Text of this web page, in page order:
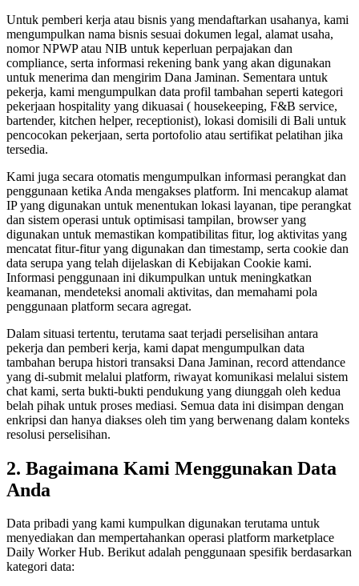
Untuk pemberi kerja atau bisnis yang mendaftarkan usahanya, kami
mengumpulkan nama bisnis sesuai dokumen legal, alamat usaha,
nomor NPWP atau NIB untuk keperluan perpajakan dan
compliance, serta informasi rekening bank yang akan digunakan
untuk menerima dan mengirim Dana Jaminan. Sementara untuk
pekerja, kami mengumpulkan data profil tambahan seperti kategori
pekerjaan hospitality yang dikuasai ( housekeeping, F&B service,
bartender, kitchen helper, receptionist), lokasi domisili di Bali untuk
pencocokan pekerjaan, serta portofolio atau sertifikat pelatihan jika
tersedia.
Kami juga secara otomatis mengumpulkan informasi perangkat dan
penggunaan ketika Anda mengakses platform. Ini mencakup alamat
IP yang digunakan untuk menentukan lokasi layanan, tipe perangkat
dan sistem operasi untuk optimisasi tampilan, browser yang
digunakan untuk memastikan kompatibilitas fitur, log aktivitas yang
mencatat fitur-fitur yang digunakan dan timestamp, serta cookie dan
data serupa yang telah dijelaskan di Kebijakan Cookie kami.
Informasi penggunaan ini dikumpulkan untuk meningkatkan
keamanan, mendeteksi anomali aktivitas, dan memahami pola
penggunaan platform secara agregat.
Dalam situasi tertentu, terutama saat terjadi perselisihan antara
pekerja dan pemberi kerja, kami dapat mengumpulkan data
tambahan berupa histori transaksi Dana Jaminan, record attendance
yang di-submit melalui platform, riwayat komunikasi melalui sistem
chat kami, serta bukti-bukti pendukung yang diunggah oleh kedua
belah pihak untuk proses mediasi. Semua data ini disimpan dengan
enkripsi dan hanya diakses oleh tim yang berwenang dalam konteks
resolusi perselisihan.
2. Bagaimana Kami Menggunakan Data
Anda
Data pribadi yang kami kumpulkan digunakan terutama untuk
menyediakan dan mempertahankan operasi platform marketplace
Daily Worker Hub. Berikut adalah penggunaan spesifik berdasarkan
kategori data: